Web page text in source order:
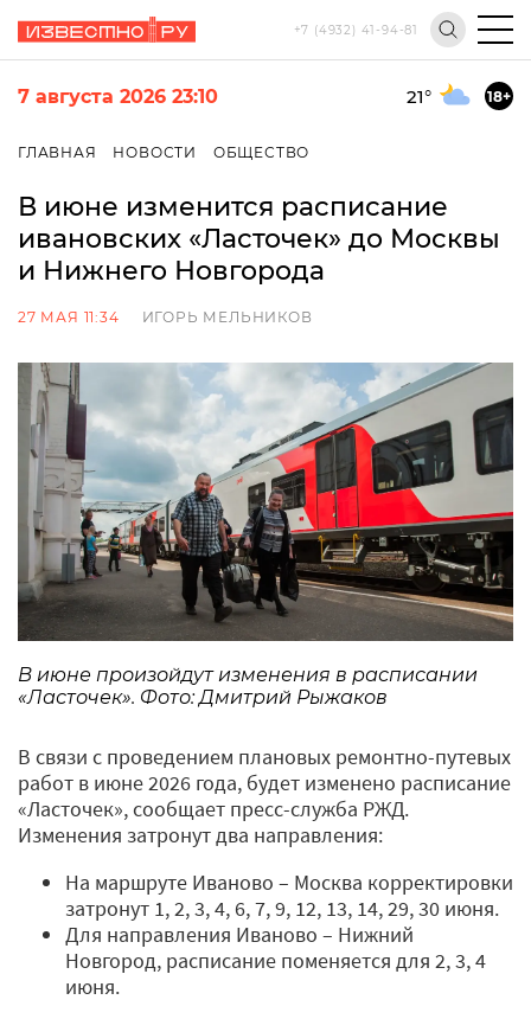
+7 (4932) 41-94-81
7 августа 2026 23:10 21° 18+
ГЛАВНАЯ НОВОСТИ ОБЩЕСТВО
В июне изменится расписание
ивановских «Ласточек» до Москвы
и Нижнего Новгорода
27 МАЯ 11:34 ИГОРЬ МЕЛЬНИКОВ
В июне произойдут изменения в расписании
«Ласточек». Фото: Дмитрий Рыжаков
В связи с проведением плановых ремонтно-путевых
работ в июне 2026 года, будет изменено расписание
«Ласточек», сообщает пресс-служба РЖД.
Изменения затронут два направления:
На маршруте Иваново – Москва корректировки
затронут 1, 2, 3, 4, 6, 7, 9, 12, 13, 14, 29, 30 июня.
Для направления Иваново – Нижний
Новгород, расписание поменяется для 2, 3, 4
июня.